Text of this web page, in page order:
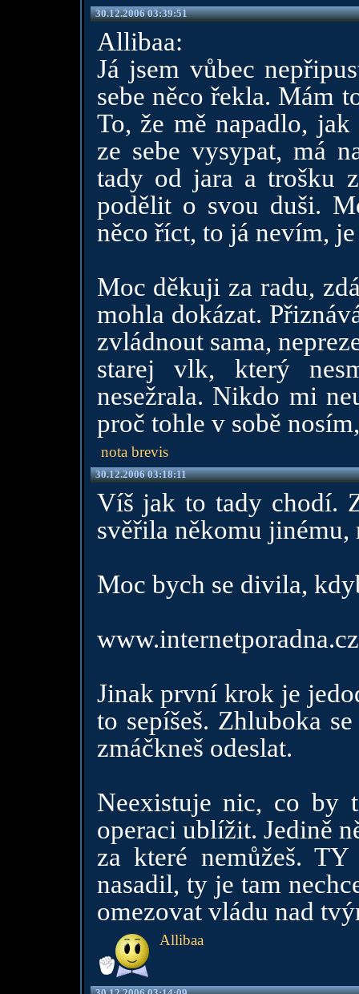
30.12.2006 03:39:51
Allibaa:
Já jsem vůbec
sebe něco řekla. Mám
To, že mě napadlo,
ze sebe vysypat, má
tady od jara a trošku
podělit o svou duši.
něco říct, to já nevím,
Moc děkuji za radu,
mohla dokázat.
zvládnout sama,
starej vlk, který
nesežrala. Nikdo mi
proč tohle v sobě
nota brevis
30.12.2006 03:18:11
Víš jak to tady chodí.
svěřila někomu jinému,
Moc bych se divila,
Jinak první krok je
to sepíšeš. Zhluboka
zmáčkneš odeslat.
Neexistuje nic, co by
operaci ublížit. Jedině
za které nemůžeš.
nasadil, ty je tam
omezovat vládu nad
Allibaa